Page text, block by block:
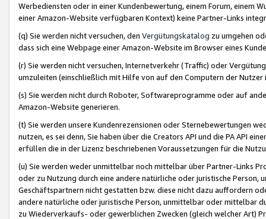
Werbediensten oder in einer Kundenbewertung, einem Forum, einem
einer Amazon-Website verfügbaren Kontext) keine Partner-Links
(q) Sie werden nicht versuchen, den Vergütungskatalog zu umgehen
dass sich eine Webpage einer Amazon-Website im Browser eines
(r) Sie werden nicht versuchen, Internetverkehr (Traffic) oder
umzuleiten (einschließlich mit Hilfe von auf den Computern der
(s) Sie werden nicht durch Roboter, Softwareprogramme oder auf
Amazon-Website generieren.
(t) Sie werden unsere Kundenrezensionen oder Sternebewertungen
nutzen, es sei denn, Sie haben über die Creators API und die PA API
erfüllen die in der Lizenz beschriebenen Voraussetzungen für die
(u) Sie werden weder unmittelbar noch mittelbar über Partner-Links
oder zu Nutzung durch eine andere natürliche oder juristische
Geschäftspartnern nicht gestatten bzw. diese nicht dazu auffordern
andere natürliche oder juristische Person, unmittelbar oder mittelbar
zu Wiederverkaufs- oder gewerblichen Zwecken (gleich welcher Art)